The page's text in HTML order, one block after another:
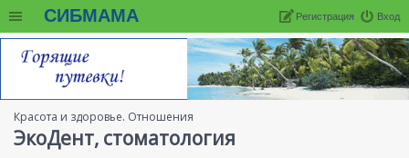
СИБМАМА Вход
Регистрация
Красота и здоровье. Отношения
ЭкоДент, cтоматология